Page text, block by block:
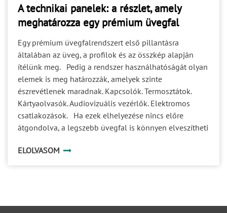
A technikai panelek: a részlet, amely
meghatározza egy prémium üvegfal
működését
Egy prémium üvegfalrendszert első pillantásra
általában az üveg, a profilok és az összkép alapján
ítélünk meg. Pedig a rendszer használhatóságát olyan
elemek is meg határozzák, amelyek szinte
észrevétlenek maradnak. Kapcsolók. Termosztátok.
Kártyaolvasók. Audiovizuális vezérlők. Elektromos
csatlakozások. Ha ezek elhelyezése nincs előre
átgondolva, a legszebb üvegfal is könnyen elveszítheti
nemcsak esztétikai kompromisszumokat
ELOLVASOM